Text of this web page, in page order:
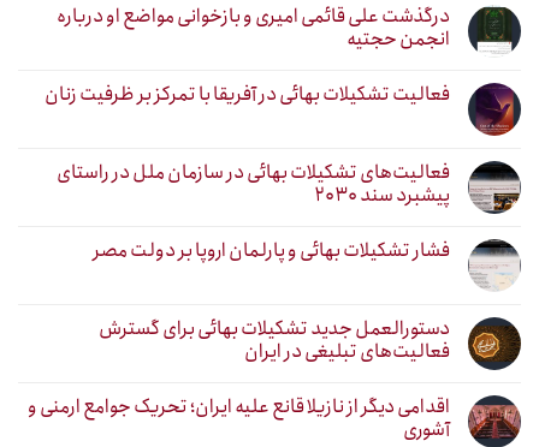
درگذشت علی قائمی امیری و بازخوانی مواضع او درباره
انجمن حجتیه
فعالیت تشکیلات بهائی در آفریقا با تمرکز بر ظرفیت زنان
فعالیت‌های تشکیلات بهائی در سازمان ملل در راستای
پیشبرد سند ۲۰۳۰
فشار تشکیلات بهائی و پارلمان اروپا بر دولت مصر
دستورالعمل جدید تشکیلات بهائی برای گسترش
فعالیت‌های تبلیغی در ایران
اقدامی دیگر از نازیلا قانع علیه ایران؛ تحریک جوامع ارمنی و
آشوری